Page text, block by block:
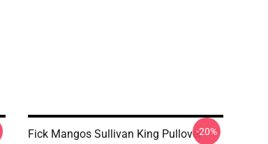
Fick Mangos Sullivan King Pullover-20%